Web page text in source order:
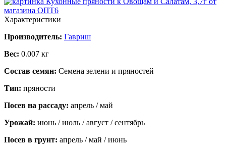
Характеристики
Производитель: Гавриш
Вес: 0.007 кг
Состав семян: Семена зелени и пряностей
Тип: пряности
Посев на рассаду: апрель / май
Урожай: июнь / июль / август / сентябрь
Посев в грунт: апрель / май / июнь